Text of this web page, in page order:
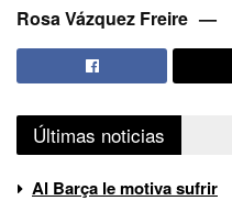
Rosa Vázquez Freire
Últimas noticias
Al Barça le motiva sufrir